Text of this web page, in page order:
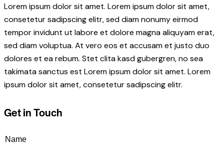
Lorem ipsum dolor sit amet. Lorem ipsum dolor sit amet,
consetetur sadipscing elitr, sed diam nonumy eirmod
tempor invidunt ut labore et dolore magna aliquyam erat,
sed diam voluptua. At vero eos et accusam et justo duo
dolores et ea rebum. Stet clita kasd gubergren, no sea
takimata sanctus est Lorem ipsum dolor sit amet. Lorem
ipsum dolor sit amet, consetetur sadipscing elitr.
Get in Touch